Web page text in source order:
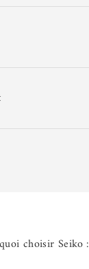
choisir Seiko :